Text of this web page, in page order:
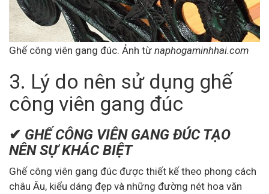
Ghế công viên gang đúc. Ảnh từ naphogaminhhai.com
3. Lý do nên sử dụng ghế
công viên gang đúc
✔ GHẾ CÔNG VIÊN GANG ĐÚC TẠO
NÊN SỰ KHÁC BIỆT
Ghế công viên gang đúc được thiết kế theo phong cách
châu Âu, kiểu dáng đẹp và những đường nét hoa văn